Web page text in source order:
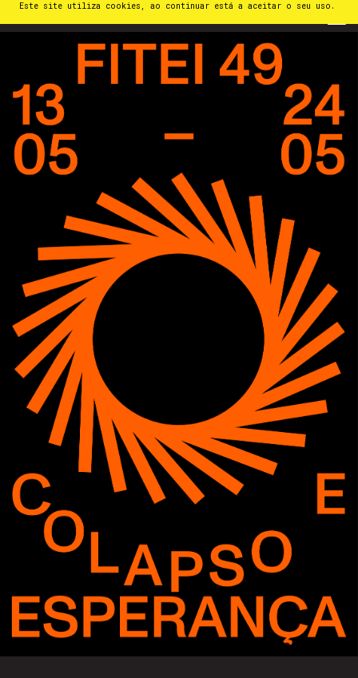
Este site utiliza cookies, ao continuar está a aceitar o seu uso.